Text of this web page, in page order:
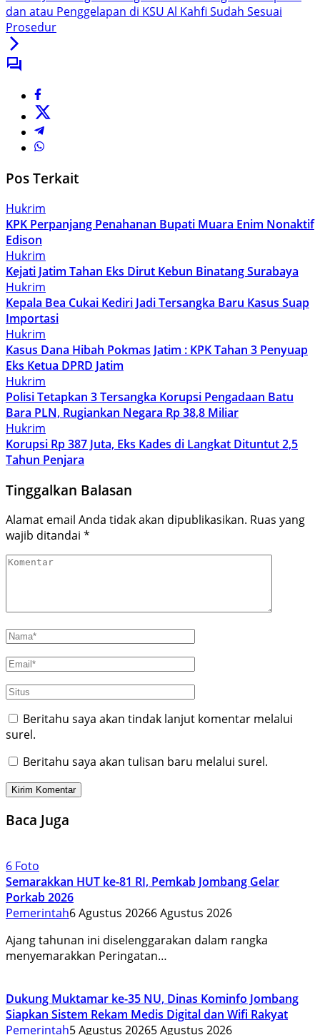
dan atau Penggelapan di KSU Al Kahfi Sudah Sesuai
Prosedur
Pos Terkait
Hukrim
KPK Perpanjang Penahanan Bupati Muara Enim Nonaktif
Edison
Hukrim
Kejati Jatim Tahan Eks Dirut Kebun Binatang Surabaya
Hukrim
Kepala Bea Cukai Kediri Jadi Tersangka Baru Kasus Suap
Importasi
Hukrim
Kasus Dana Hibah Pokmas Jatim : KPK Tahan 3 Penyuap
Eks Ketua DPRD Jatim
Hukrim
Polisi Tetapkan 3 Tersangka Korupsi Pengadaan Batu
Bara PLN, Rugiankan Negara Rp 38,8 Miliar
Hukrim
Korupsi Rp 387 Juta, Eks Kades di Langkat Dituntut 2,5
Tahun Penjara
Tinggalkan Balasan
Alamat email Anda tidak akan dipublikasikan. Ruas yang
wajib ditandai *
Beritahu saya akan tindak lanjut komentar melalui
surel.
Beritahu saya akan tulisan baru melalui surel.
Baca Juga
6 Foto
Semarakkan HUT ke-81 RI, Pemkab Jombang Gelar
Porkab 2026
Pemerintah6 Agustus 20266 Agustus 2026
Ajang tahunan ini diselenggarakan dalam rangka
menyemarakkan Peringatan…
Dukung Muktamar ke-35 NU, Dinas Kominfo Jombang
Siapkan Sistem Rekam Medis Digital dan Wifi Rakyat
Pemerintah5 Agustus 20265 Agustus 2026